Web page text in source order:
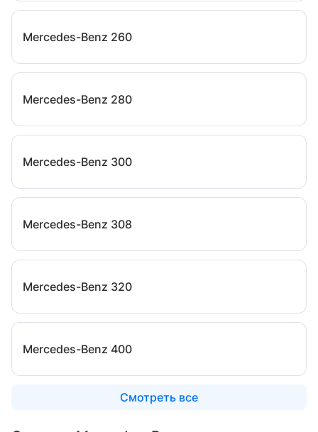
Mercedes-Benz 260
Mercedes-Benz 280
Mercedes-Benz 300
Mercedes-Benz 308
Mercedes-Benz 320
Mercedes-Benz 400
Смотреть все